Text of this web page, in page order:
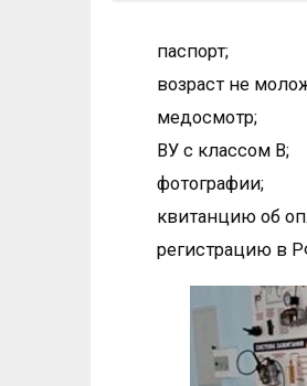
паспорт;
возраст не
медосмотр;
ВУ с классом В;
фотографии;
квитанцию об
регистрацию в